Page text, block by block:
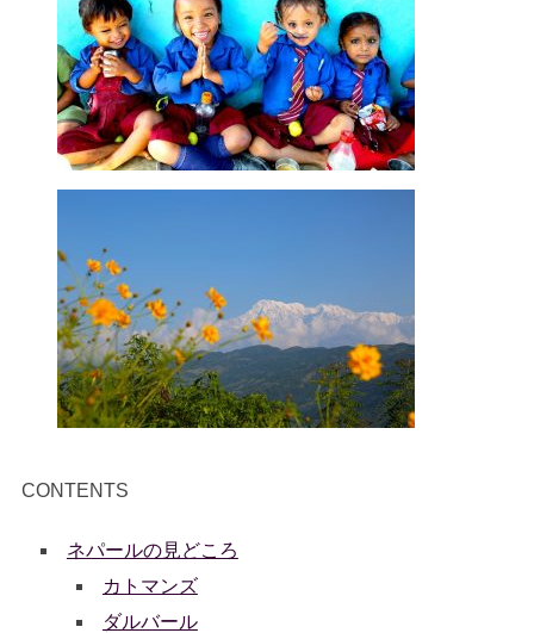
CONTENTS
ネパールの見どころ
カトマンズ
ダルバール